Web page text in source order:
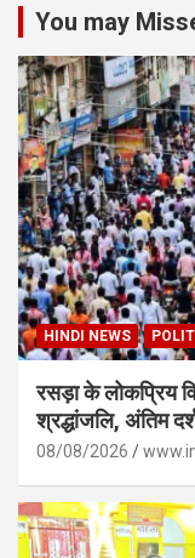
You may
HINDI NEWS
रसड़ा के लोकप्रिय
श्रद्धांजलि, अंतिम
08/08/2026